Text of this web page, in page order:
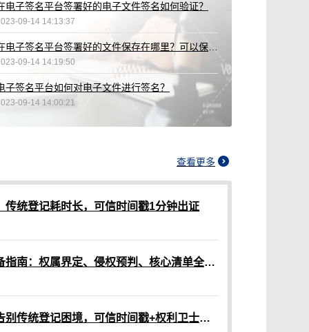
电子签名平台签署好的电子文件签名如何验证？
09-14 14:13:37
09-14 14:19:50
子签名平台如何对电子文件进行签名？
09-14 14:00:21
查看更多
传统登记耗时长，可信时间戳1分钟出证
网络作品版权认证材料准备指南：权属界定、侵权预判、核心清单全解析
网络作品版权保护指南：告别传统登记困境，可信时间戳+权利卫士App高效维权